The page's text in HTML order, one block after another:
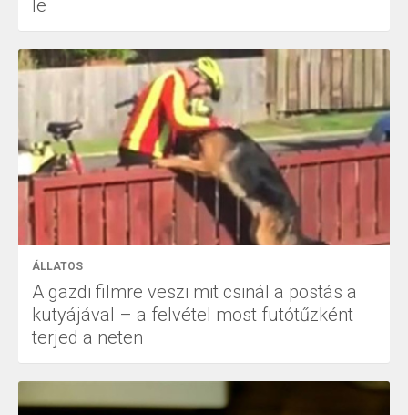
le
ÁLLATOS
A gazdi filmre veszi mit csinál a postás a
kutyájával – a felvétel most futótűzként
terjed a neten